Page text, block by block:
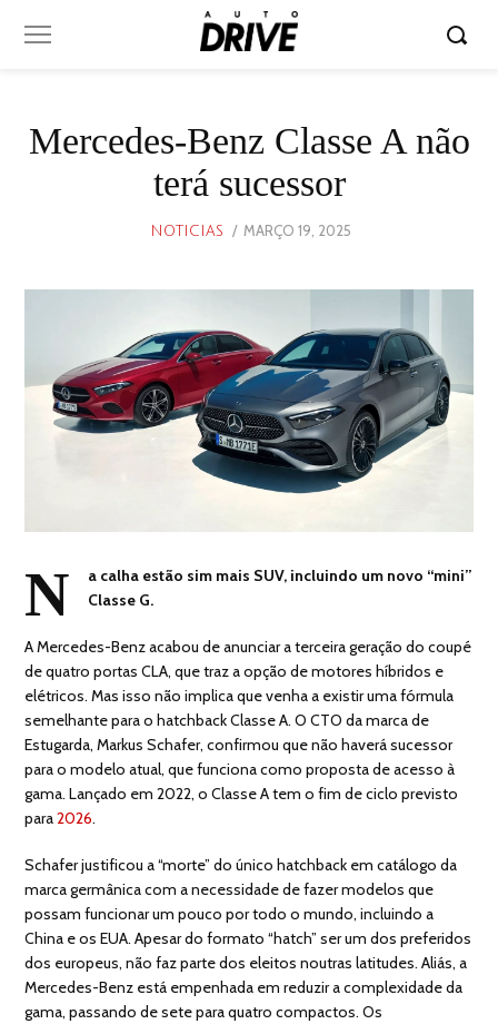
Mercedes-Benz Classe A não
terá sucessor
NOTICIAS
POSTED
MARÇO 19, 2025
N
a calha estão sim mais SUV, incluindo um novo “mini”
Classe G.
A Mercedes-Benz acabou de anunciar a terceira geração do coupé
de quatro portas CLA, que traz a opção de motores híbridos e
elétricos. Mas isso não implica que venha a existir uma fórmula
semelhante para o hatchback Classe A. O CTO da marca de
Estugarda, Markus Schafer, confirmou que não haverá sucessor
para o modelo atual, que funciona como proposta de acesso à
gama. Lançado em 2022, o Classe A tem o fim de ciclo previsto
para2026.
Schafer justificou a “morte” do único hatchback em catálogo da
marca germânica com a necessidade de fazer modelos que
possam funcionar um pouco por todo o mundo, incluindo a
China e os EUA. Apesar do formato “hatch” ser um dos preferidos
dos europeus, não faz parte dos eleitos noutras latitudes. Aliás, a
Mercedes-Benz está empenhada em reduzir a complexidade da
gama, passando de sete para quatro compactos. Os